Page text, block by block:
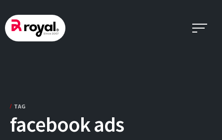
to
content
TAG
facebook ads